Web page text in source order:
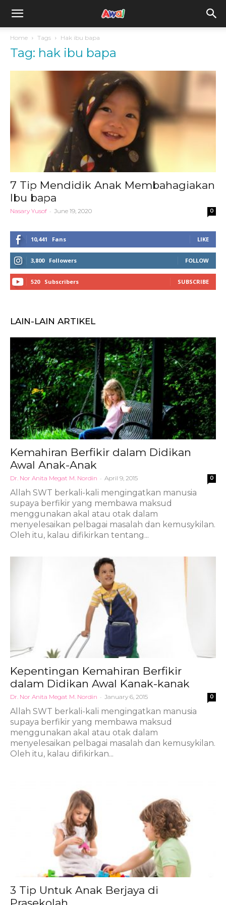
awal.my
Home Tags Hak ibu bapa
Tag: hak ibu bapa
7 Tip Mendidik Anak Membahagiakan
Ibu bapa
Nasary Yusof - June 19, 2020 0
10,441 Fans LIKE
3,800 Followers FOLLOW
520 Subscribers SUBSCRIBE
LAIN-LAIN ARTIKEL
Kemahiran Berfikir dalam Didikan
Awal Anak-Anak
Dr. Nor Anita Megat M. Nordin - April 9, 2015 0
Allah SWT berkali-kali mengingatkan manusia
supaya berfikir yang membawa maksud
menggunakan akal atau otak dalam
menyelesaikan pelbagai masalah dan kemusykilan.
Oleh itu, kalau difikirkan tentang...
Kepentingan Kemahiran Berfikir
dalam Didikan Awal Kanak-kanak
Dr. Nor Anita Megat M. Nordin - January 6, 2015 0
Allah SWT berkali-kali mengingatkan manusia
supaya berfikir yang membawa maksud
menggunakan akal atau otak dalam
menyelesaikan pelbagai masalah dan kemusykilan.
Oleh itu, kalau difikirkan...
3 Tip Untuk Anak Berjaya di